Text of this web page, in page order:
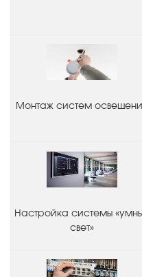
Монтаж систем
Настройка системы
свет»